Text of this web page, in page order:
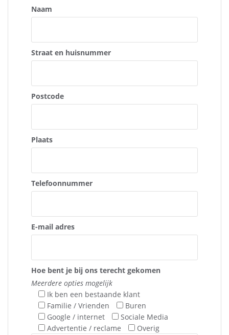
Naam
Straat en huisnummer
Postcode
Plaats
Telefoonnummer
E-mail adres
Hoe bent je bij ons terecht gekomen
Meerdere opties mogelijk
Ik ben een bestaande klant
Familie / Vrienden
Buren
Google / internet
Sociale Media
Advertentie / reclame
Overig